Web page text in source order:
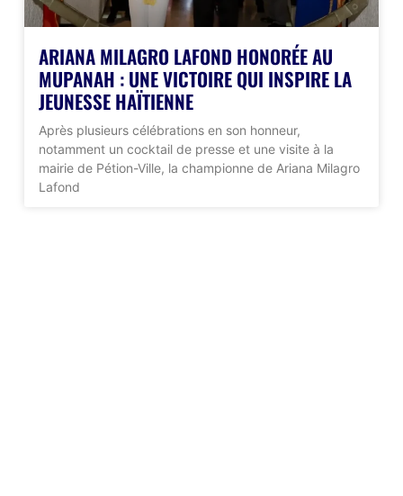
ARIANA MILAGRO LAFOND HONORÉE AU
MUPANAH : UNE VICTOIRE QUI INSPIRE LA
JEUNESSE HAÏTIENNE
Après plusieurs célébrations en son honneur,
notamment un cocktail de presse et une visite à la
mairie de Pétion-Ville, la championne de Ariana Milagro
Lafond